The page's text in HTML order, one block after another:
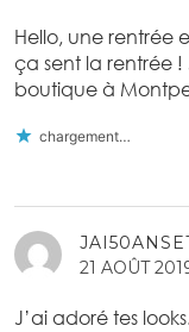
Hello, une rentrée
ça sent la rentrée
boutique à
chargement…
21 AOÛT
J’ai adoré tes